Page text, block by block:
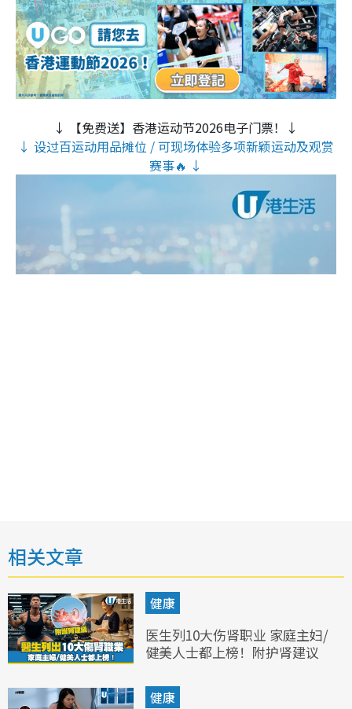
↓ 【免费送】香港运动节2026电子门票！↓
↓ 设过百运动用品摊位 / 可现场体验多项新颖运动及观赏
赛事🔥 ↓
相关文章
健康
医生列10大伤肾职业 家庭主妇/
健美人士都上榜！附护肾建议
健康